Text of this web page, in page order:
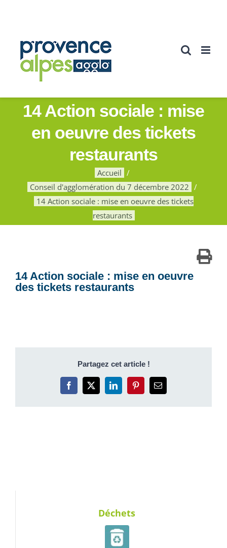
14 Action sociale : mise
en oeuvre des tickets
restaurants
Accueil
Conseil d'agglomération du 7 décembre 2022
14 Action sociale : mise en oeuvre des tickets
restaurants
14 Action sociale : mise en oeuvre
des tickets restaurants
Partagez cet article !
Facebook
X LinkedInPinterestEmail
Déchets